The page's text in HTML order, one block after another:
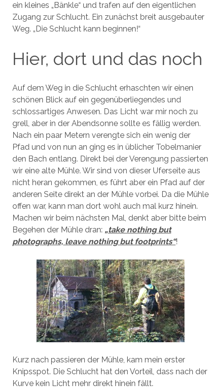
ein kleines „Bänkle“ und trafen auf den eigentlichen
Zugang zur Schlucht. Ein zunächst breit ausgebauter
Weg. „Die Schlucht kann beginnen!“
Hier, dort und das noch
Auf dem Weg in die Schlucht erhaschten wir einen
schönen Blick auf ein gegenüberliegendes und
schlossartiges Anwesen. Das Licht war mir noch zu
grell, aber in der Abendsonne sollte es fällig werden.
Nach ein paar Metern verengte sich ein wenig der
Pfad und von nun an ging es in üblicher Tobelmanier
den Bach entlang. Direkt bei der Verengung passierten
wir eine alte Mühle. Wir sind von dieser Uferseite aus
nicht heran gekommen, es führt aber ein Pfad auf der
anderen Seite direkt an der Mühle vorbei. Da die Mühle
offen war, kann man dort wohl auch mal kurz hinein.
Machen wir beim nächsten Mal, denkt aber bitte beim
Begehen der Mühle dran: „take nothing but
photographs, leave nothing but footprints“!
Kurz nach passieren der Mühle, kam mein erster
Knipsspot. Die Schlucht hat den Vorteil, dass nach der
Kurve kein Licht mehr direkt hinein fällt.